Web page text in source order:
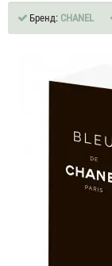
Бренд: CHANEL